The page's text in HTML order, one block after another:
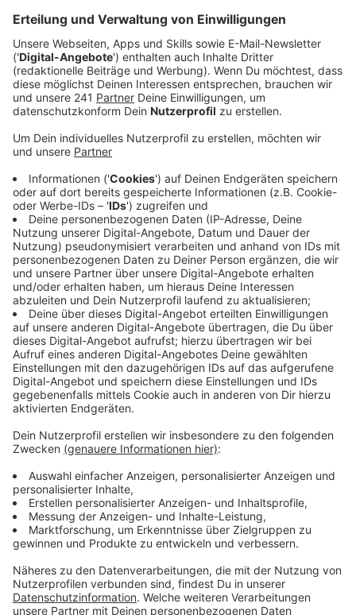
Anzeige
Für den Bayer Konzern geht es bald in den USA wieder
vor Gericht. Allerdings als Kläger. Und es geht dabei um
Corona-Impfstoffe. Die Klage richtet sich gegen die
Firmen Biontech, Pfizer und Moderna. Die hatten
während der Pandemie Covid-Impfstoffe entwickelt.
Aber: dabei sollen sie eine Technologie der Bayer-
Tochter Monsanto kopiert haben. So sieht es Bayer.
Anzeige
Streit um mRNA-Techologie
Anzeige
Monsanto habe in den 80er Jahren ein Verfahren
entwickelt und patentieren lassen, um Nutzpflanzen
widerstandsfähiger zu machen. Dafür wird das
genetische Material mRNA stabilisiert. Die
Impfstoffe, um die es geht, arbeiten ebenfalls mit
mRNA. Sollte Bayer Erfolg mit seiner Klage haben,
würden die Impfstoffe aber nicht verboten. Die
Angeklagten müssten dann Schadenersatz zahlen.
Anzeige